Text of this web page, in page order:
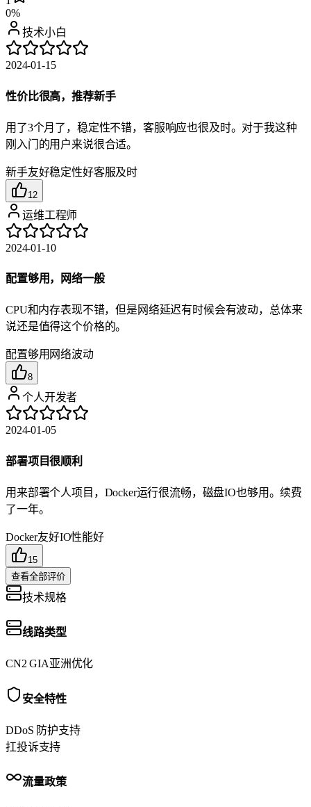
0%
技术小白
2024-01-15
性价比很高，推荐新手
用了3个月了，稳定性不错，客服响应也很及时。对于我这种
刚入门的用户来说很合适。
新手友好稳定性好客服及时
12
运维工程师
2024-01-10
配置够用，网络一般
CPU和内存表现不错，但是网络延迟有时候会有波动，总体来
说还是值得这个价格的。
配置够用 网络波动
8
个人开发者
2024-01-05
部署项目很顺利
用来部署个人项目，Docker运行很流畅，磁盘IO也够用。续费
了一年。
Docker友好IO性能好
15
查看全部评价
技术规格
线路类型
CN2 GIA亚洲优化
安全特性
DDoS 防护支持
扛投诉支持
流量政策